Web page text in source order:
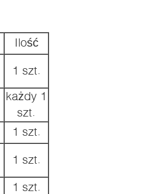
Ilość
1 szt.
każdy 1
szt.
1 szt.
1 szt.
1 szt.